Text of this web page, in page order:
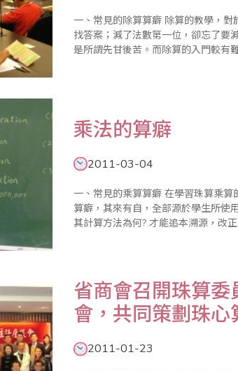
一、常見的除算算癖 除算的教學，對於老師或較稚齡的學生，剛開始真是折磨。不是乘法表不熟，就是不會
找答案；減了法數第一位，卻忘了要
是所謂先甘後苦。而除算的入門較有
乘法的算癖
2011-03-04
一、常見的乘算算癖 在學習珠算乘算的過程中，常可發覺學生們所容易發生的錯誤(在此稱為算癖)。所有的
算癖，其來有自，全部源於學生所使
其計算方法為何? 才能追本溯源，改正其計算的盲點
省商會召開珠算
會，共同策劃珠
2011-01-23